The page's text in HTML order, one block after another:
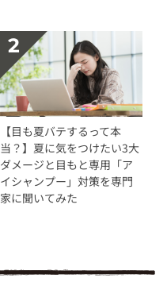
【目も夏バテするって本
当？】夏に気をつけたい3大
ダメージと目もと専用「ア
イシャンプー」対策を専門
家に聞いてみた